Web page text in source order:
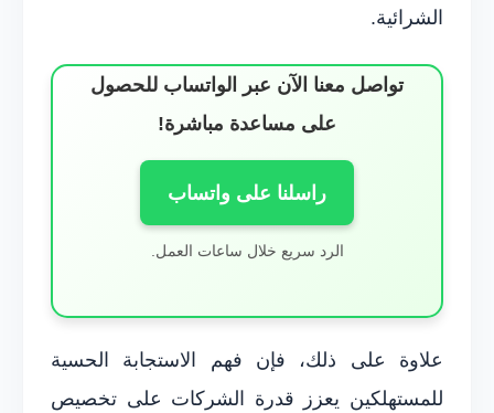
الشرائية.
تواصل معنا الآن عبر الواتساب للحصول
على مساعدة مباشرة!
راسلنا على واتساب
الرد سريع خلال ساعات العمل.
علاوة على ذلك، فإن فهم الاستجابة الحسية
للمستهلكين يعزز قدرة الشركات على تخصيص